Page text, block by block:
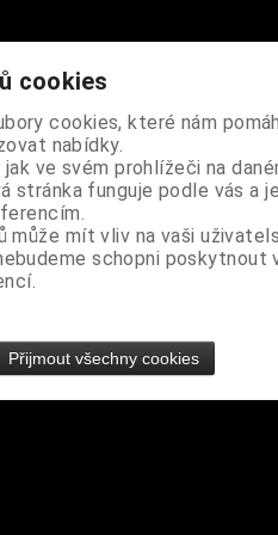
ubrus je lemován keltskými
je též vhodý jako
cookies
cookies, které nám
nabídky.
ve svém prohlížeči na
stránka funguje podle vás a je
může mít vliv na vaši
schopni poskytnout
Přijmout všechny cookies